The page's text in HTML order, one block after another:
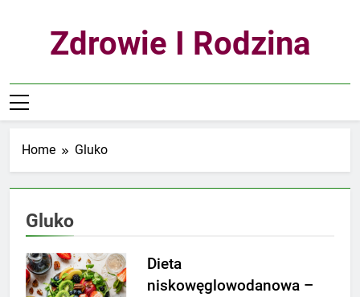
Zdrowie I Rodzina
Home Gluko
Gluko
Dieta
niskowęglowodanowa –